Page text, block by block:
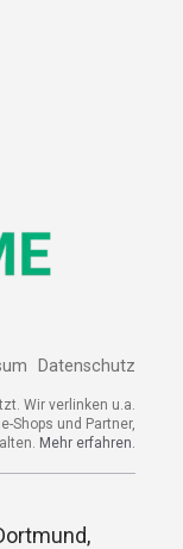
Datenschutz
Wir verlinken u.a.
Shops und Partner,
Mehr erfahren.